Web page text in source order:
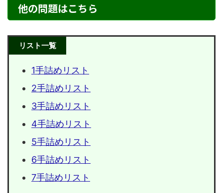
他の問題はこちら
リスト一覧
1手詰めリスト
2手詰めリスト
3手詰めリスト
4手詰めリスト
5手詰めリスト
6手詰めリスト
7手詰めリスト